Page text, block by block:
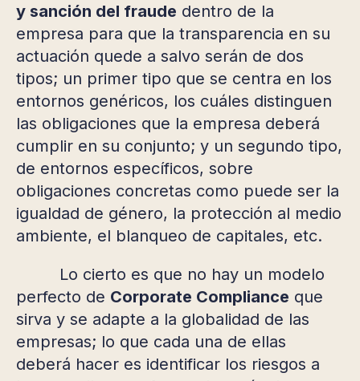
y sanción del fraude dentro de la
empresa para que la transparencia en su
actuación quede a salvo serán de dos
tipos; un primer tipo que se centra en los
entornos genéricos, los cuáles distinguen
las obligaciones que la empresa deberá
cumplir en su conjunto; y un segundo tipo,
de entornos específicos, sobre
obligaciones concretas como puede ser la
igualdad de género, la protección al medio
ambiente, el blanqueo de capitales, etc.
Lo cierto es que no hay un modelo
perfecto de Corporate Compliance que
sirva y se adapte a la globalidad de las
empresas; lo que cada una de ellas
deberá hacer es identificar los riesgos a